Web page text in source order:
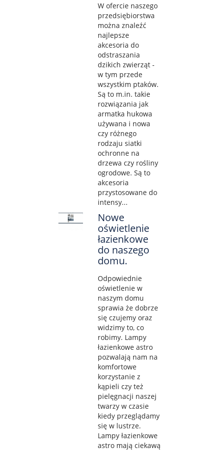
W ofercie naszego
przedsiębiorstwa
można znaleźć
najlepsze
akcesoria do
odstraszania
dzikich zwierząt -
w tym przede
wszystkim ptaków.
Są to m.in. takie
rozwiązania jak
armatka hukowa
używana i nowa
czy różnego
rodzaju siatki
ochronne na
drzewa czy rośliny
ogrodowe. Są to
akcesoria
przystosowane do
intensy...
Nowe
oświetlenie
łazienkowe
do naszego
domu.
Odpowiednie
oświetlenie w
naszym domu
sprawia że dobrze
się czujemy oraz
widzimy to, co
robimy. Lampy
łazienkowe astro
pozwalają nam na
komfortowe
korzystanie z
kąpieli czy też
pielęgnacji naszej
twarzy w czasie
kiedy przeglądamy
się w lustrze.
Lampy łazienkowe
astro mają ciekawą